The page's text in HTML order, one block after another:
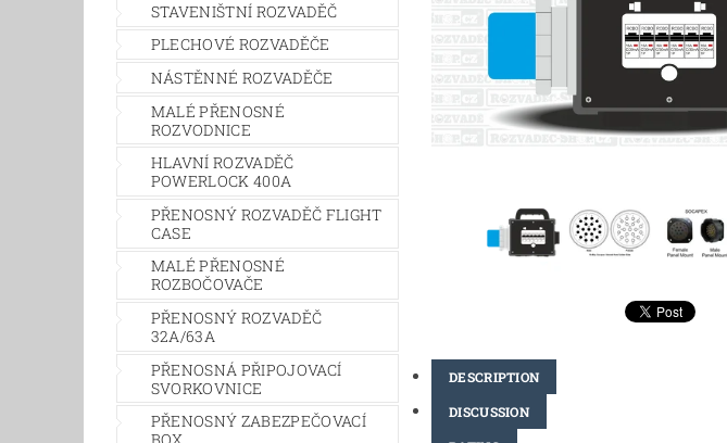
STAVENIŠTNÍ ROZVADĚČ
PLECHOVÉ ROZVADĚČE
NÁSTĚNNÉ ROZVADĚČE
MALÉ PŘENOSNÉ
ROZVODNICE
HLAVNÍ ROZVADĚČ
POWERLOCK 400A
PŘENOSNÝ ROZVADĚČ FLIGHT
CASE
MALÉ PŘENOSNÉ
ROZBOČOVAČE
PŘENOSNÝ ROZVADĚČ
32A/63A
PŘENOSNÁ PŘIPOJOVACÍ
SVORKOVNICE
PŘENOSNÝ ZABEZPEČOVACÍ
DESCRIPTION
DISCUSSION